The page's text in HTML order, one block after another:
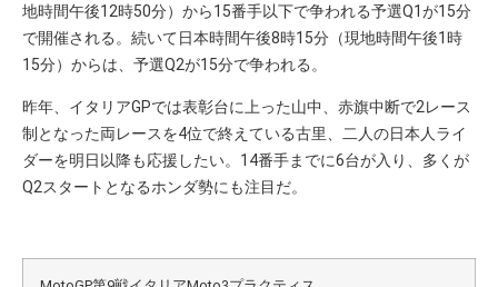
地時間午後12時50分）から15番手以下で争われる予選Q1が15分
で開催される。続いて日本時間午後8時15分（現地時間午後1時
15分）からは、予選Q2が15分で争われる。
昨年、イタリアGPでは表彰台に上った山中、赤旗中断で2レース
制となった両レースを4位で終えている古里、二人の日本人ライ
ダーを明日以降も応援したい。14番手までに6台が入り、多くが
Q2スタートとなるホンダ勢にも注目だ。